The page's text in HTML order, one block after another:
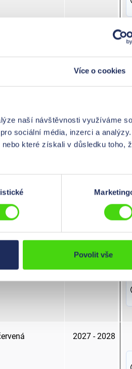
Více o cookies
naší návštěvnosti využíváme
sociální média, inzerci a
které získali v důsledku toho,
Povolit vše
2026 - 2027
2027 - 2028